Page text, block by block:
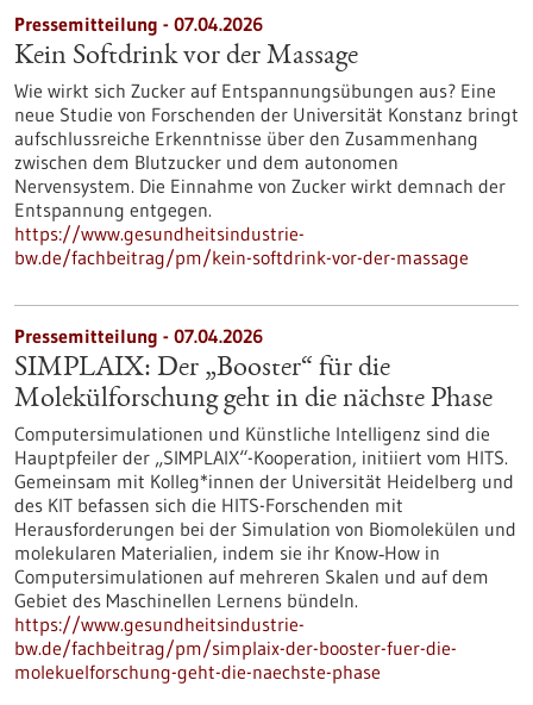
Pressemitteilung - 07.04.2026
Kein Softdrink vor der Massage
Wie wirkt sich Zucker auf Entspannungsübungen aus? Eine
neue Studie von Forschenden der Universität Konstanz bringt
aufschlussreiche Erkenntnisse über den Zusammenhang
zwischen dem Blutzucker und dem autonomen
Nervensystem. Die Einnahme von Zucker wirkt demnach der
Entspannung entgegen.
https://www.gesundheitsindustrie-
bw.de/fachbeitrag/pm/kein-softdrink-vor-der-massage
Pressemitteilung - 07.04.2026
SIMPLAIX: Der „Booster“ für die
Molekülforschung geht in die nächste Phase
Computersimulationen und Künstliche Intelligenz sind die
Hauptpfeiler der „SIMPLAIX“-Kooperation, initiiert vom HITS.
Gemeinsam mit Kolleg*innen der Universität Heidelberg und
des KIT befassen sich die HITS-Forschenden mit
Herausforderungen bei der Simulation von Biomolekülen und
molekularen Materialien, indem sie ihr Know‑How in
Computersimulationen auf mehreren Skalen und auf dem
Gebiet des Maschinellen Lernens bündeln.
https://www.gesundheitsindustrie-
bw.de/fachbeitrag/pm/simplaix-der-booster-fuer-die-
molekuelforschung-geht-die-naechste-phase